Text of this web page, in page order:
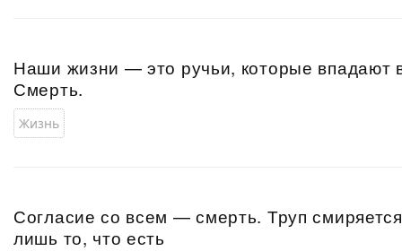
Наши жизни — это ручьи, которые впадают
Смерть.
Жизнь
Согласие со всем — смерть. Труп
лишь то, что есть